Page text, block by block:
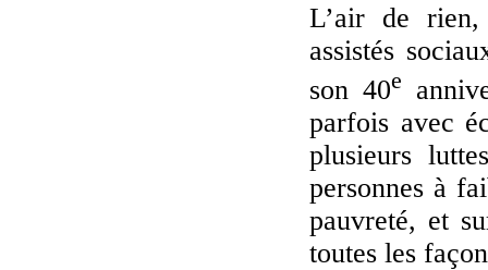
L’air de rien,
assistés
son 40e
parfois avec
plusieurs
personnes à
pauvreté, et
toutes les